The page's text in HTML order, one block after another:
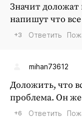
Значит доложат
напишут что
+3 Ответить
mihan73612
Доложить, что
проблема. Он
+6 Ответить